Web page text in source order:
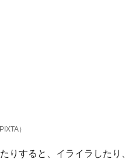
）
りすると、イライラしたり